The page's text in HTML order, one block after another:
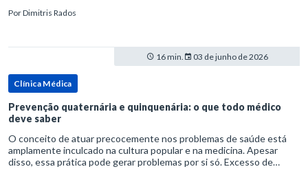
PorDimitris Rados
16 min. 03 de junho de 2026
Clínica Médica
Prevenção quaternária e quinquenária: o que todo médico
deve saber
O conceito de atuar precocemente nos problemas de saúde está
amplamente inculcado na cultura popular e na medicina. Apesar
disso, essa prática pode gerar problemas por si só. Excesso de